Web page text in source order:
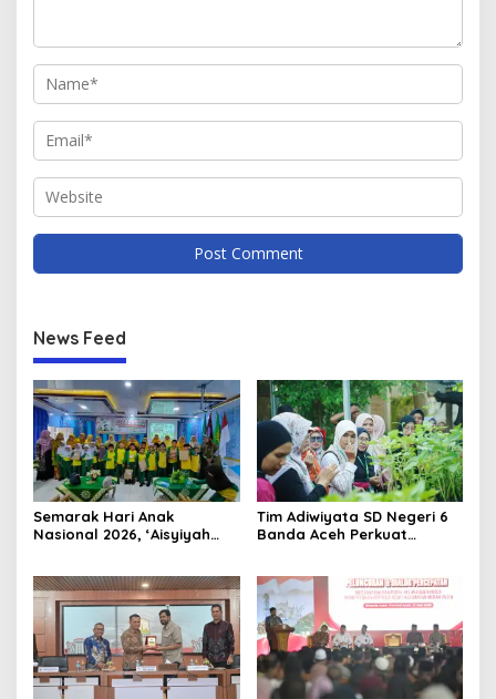
News Feed
Semarak Hari Anak
Nasional 2026, ‘Aisyiyah
Universitas Ahmad Dahlan
Aceh
Tim Adiwiyata SD Negeri 6
Banda Aceh Perkuat
Goes to School”